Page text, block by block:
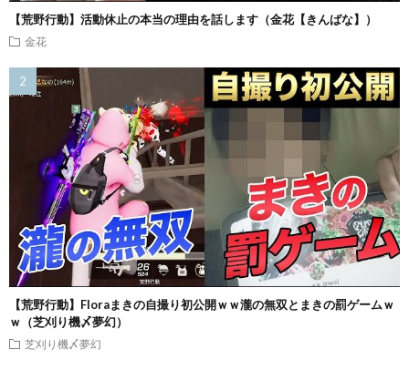
【荒野行動】活動休止の本当の理由を話します（金花【きんばな】）
金花
【荒野行動】Floraまきの自撮り初公開ｗｗ瀧の無双とまきの罰ゲームｗ
ｗ（芝刈り機〆夢幻）
芝刈り機〆夢幻